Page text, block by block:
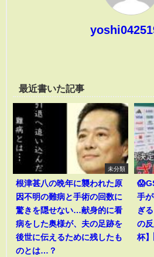
最近書いた記事
未分類
根津甚八の晩年に襲われた原
因不明の難病と手術の回数に
驚きを隠せない…献身的に看
病をした奥様が、夫の足跡を
後世に伝えるために残したも
のとは…？
手
ぎ
の
杯